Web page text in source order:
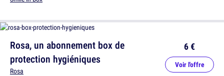
Rosa, un abonnement box de
protection hygiéniques
Rosa
6 €
Voir l'offre